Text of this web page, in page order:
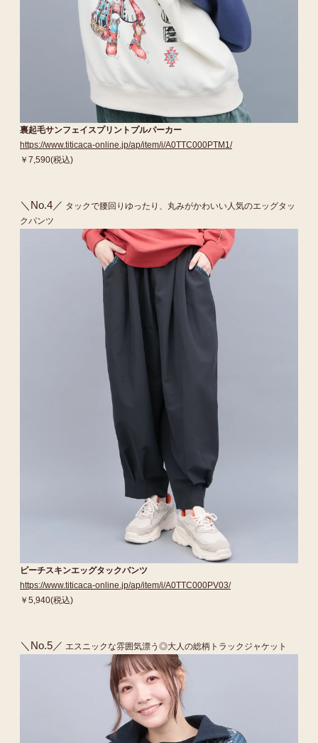
裏起毛サンフェイスプリントプルパーカー
https://www.titicaca-online.jp/ap/item/i/A0TTC000PTM1/
￥7,590(税込)
＼No.4／ タックで腰回りゆったり、丸みがかわいい人気のエッグタッ
クパンツ
ピーチスキンエッグタックパンツ
https://www.titicaca-online.jp/ap/item/i/A0TTC000PV03/
￥5,940(税込)
＼No.5／ エスニックな雰囲気漂う◎大人の総柄トラックジャケット